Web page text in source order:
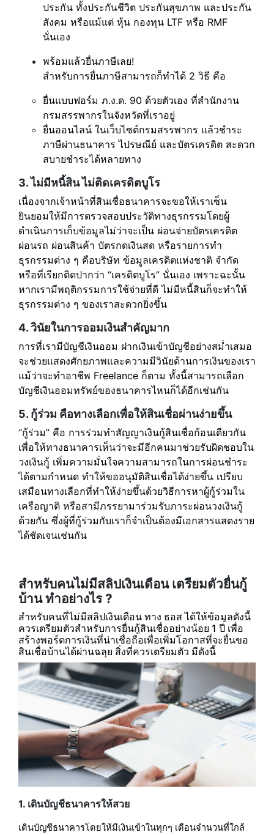
ประกัน ทั้งประกันชีวิต ประกันสุขภาพ และประกัน
สังคม หรือแม้แต่ หุ้น กองทุน LTF หรือ RMF
นั่นเอง
พร้อมแล้วยื่นภาษีเลย!
สำหรับการยื่นภาษีสามารถก็ทำได้ 2 วิธี คือ
ยื่นแบบฟอร์ม ภ.ง.ด. 90 ด้วยตัวเอง ที่สำนักงาน
กรมสรรพากรในจังหวัดที่เราอยู่
ยื่นออนไลน์ ในเว็บไซต์กรมสรรพากร แล้วชำระ
ภาษีผ่านธนาคาร ไปรษณีย์ และบัตรเครดิต สะดวก
สบายชำระได้หลายทาง
3. ไม่มีหนี้สิน ไม่ติดเครดิตบูโร
เนื่องจากเจ้าหน้าที่สินเชื่อธนาคารจะขอให้เราเซ็น
ยินยอมให้มีการตรวจสอบประวัติทางธุรกรรมโดยผู้
ดำเนินการเก็บข้อมูลไม่ว่าจะเป็น ผ่อนจ่ายบัตรเครดิต
ผ่อนรถ ผ่อนสินค้า บัตรกดเงินสด หรือรายการทำ
ธุรกรรมต่าง ๆ คือบริษัท ข้อมูลเครดิตแห่งชาติ จำกัด
หรือที่เรียกติดปากว่า “เครดิตบูโร” นั่นเอง เพราะฉะนั้น
หากเรามีพฤติกรรมการใช้จ่ายที่ดี ไม่มีหนี้สินก็จะทำให้
ธุรกรรมต่าง ๆ ของเราสะดวกยิ่งขึ้น
4. วินัยในการออมเงินสำคัญมาก
การที่เรามีบัญชีเงินออม ฝากเงินเข้าบัญชีอย่างสม่ำเสมอ
จะช่วยแสดงศักยภาพและความมีวินัยด้านการเงินของเรา
แม้ว่าจะทำอาชีพ Freelance ก็ตาม ทั้งนี้สามารถเลือก
บัญชีเงินออมทรัพย์ของธนาคารไหนก็ได้อีกเช่นกัน
5. กู้ร่วม คือทางเลือกเพื่อให้สินเชื่อผ่านง่ายขึ้น
“กู้ร่วม” คือ การร่วมทำสัญญาเงินกู้สินเชื่อก้อนเดียวกัน
เพื่อให้ทางธนาคารเห็นว่าจะมีอีกคนมาช่วยรับผิดชอบใน
วงเงินกู้ เพิ่มความมั่นใจความสามารถในการผ่อนชำระ
ได้ตามกำหนด ทำให้ขออนุมัติสินเชื่อได้ง่ายขึ้น เปรียบ
เสมือนทางเลือกที่ทำให้ง่ายขึ้นด้วยวิธีการหาผู้กู้ร่วมใน
เครือญาติ หรือสามีภรรยามาร่วมรับภาระผ่อนวงเงินกู้
ด้วยกัน ซึ่งผู้ที่กู้ร่วมกับเราก็จำเป็นต้องมีเอกสารแสดงราย
ได้ชัดเจนเช่นกัน
สำหรับคนไม่มีสลิปเงินเดือน เตรียมตัวยื่นกู้
บ้าน ทำอย่างไร ?
สำหรับคนที่ไม่มีสลิปเงินเดือน ทาง ธอสได้ให้ข้อมูลดังนี้
ควรเตรียมตัวสำหรับการยื่นกู้สินเชื่ออย่างน้อย 1 ปี เพื่อ
สร้างพอร์ตการเงินที่น่าเชื่อถือเพื่อเพิ่มโอกาสที่จะยื่นขอ
สินเชื่อบ้านได้ผ่านฉลุย สิ่งที่ควรเตรียมตัว มีดังนี้
1. เดินบัญชีธนาคารให้สวย
เดินบัญชีธนาคารโดยให้มีเงินเข้าในทุกๆ เดือนจำนวนที่ใกล้